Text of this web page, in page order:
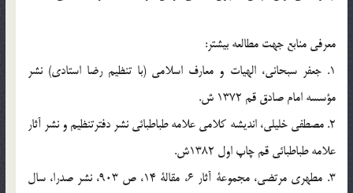
معرفي منابع جهت مطالعه بيشتر:
1. جعفر سبحاني، الهيات و معارف اسلامي (با تنظيم رضا استادي) نشر
مؤسسه امام صادق قم 1372 ش.
2. مصطفي خليلي، انديشه كلامي علامه طباطبائي نشر دفترتنظيم و نشر آثار
علامه طباطبائي قم چاپ اول 1382ش.
3. مطهري مرتضي، مجموعة آثار 6، مقالة 14، ص 903، نشر صدرا، سال